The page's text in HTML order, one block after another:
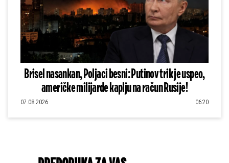
Brisel nasankan, Poljaci besni: Putinov trik je uspeo,
američke milijarde kaplju na račun Rusije!
07.08.2026 06:20